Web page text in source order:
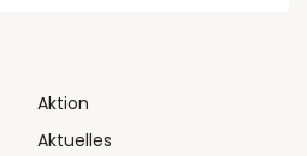
Aktion
Aktuelles